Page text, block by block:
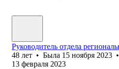
Руководитель отдела
48 лет • Была 15 ноября 2023 •
13 февраля 2023